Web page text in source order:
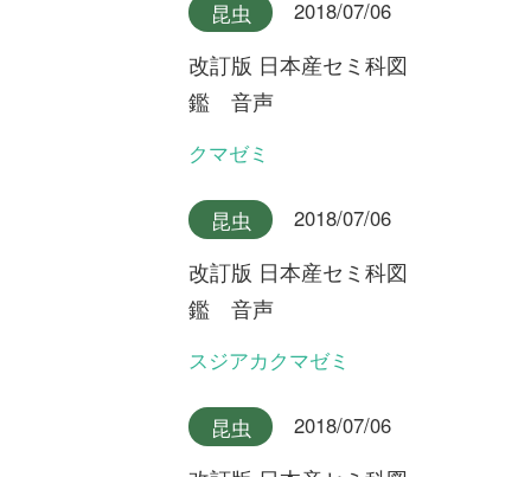
クロイワニイニイ奄美大島産
昆虫 2018/07/06
鑑 音声
クロイワニイニイ沖縄本島産
昆虫 2018/07/06
改訂版 日本産セミ科図
昆虫 2018/07/06